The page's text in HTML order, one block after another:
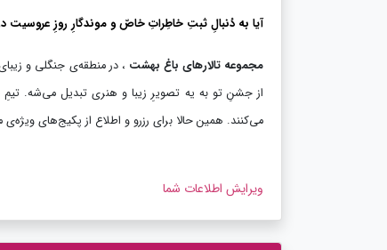
آیا به دُنبالِ ثبتِ خاطِراتِ خاصّ و موندگارِ روزِ عروسیت
مجموعه تالارهای باغ بهشت ، در منطقه‌ی جنگلی و
از جشنِ تو به یه تصویرِ زیبا و هنری تبدیل می‌شه. تیمِ
می‌کنند. همین حالا برای رزرو و اطلاع از پکیج‌های
ویرایش اطلاعات شما